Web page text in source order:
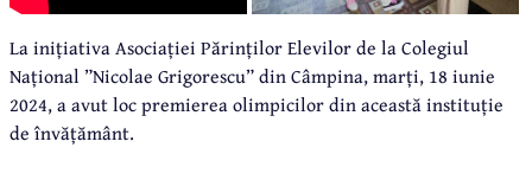
La inițiativa Asociației Părinților Elevilor de la Colegiul
Național ”Nicolae Grigorescu” din Câmpina, marți, 18 iunie
2024, a avut loc premierea olimpicilor din această instituție
de învățământ.